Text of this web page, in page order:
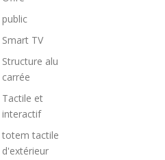
public
Smart TV
Structure alu
carrée
Tactile et
interactif
totem tactile
d'extérieur